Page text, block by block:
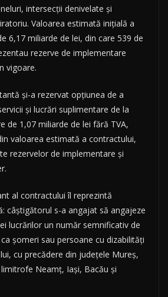
intersecții denivelate și
Valoarea estimată inițială a
6,17 miliarde de lei, din care 539 de
rezerve de implementare
vigoare.
și-a rezervat opțiunea de a
și lucrări suplimentare de la
de 1,07 miliarde de lei fără TVA,
valoarea estimată a contractului,
rezervelor de implementare și
al contractului îl reprezintă
câștigătorul s-a angajat să angajeze
lucrărilor un număr semnificativ de
șomeri sau persoane cu dizabilități
cu precădere din județele Mureș,
Neamț, Iași, Bacău și